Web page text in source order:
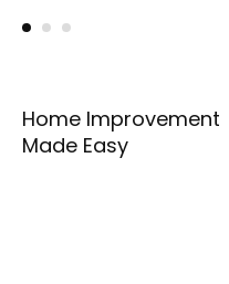
Home Improvement
Made Easy